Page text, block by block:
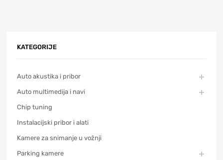
KATEGORIJE
Auto akustika i pribor
Auto multimedija i navi
Chip tuning
Instalacijski pribor i alati
Kamere za snimanje u vožnji
Parking kamere